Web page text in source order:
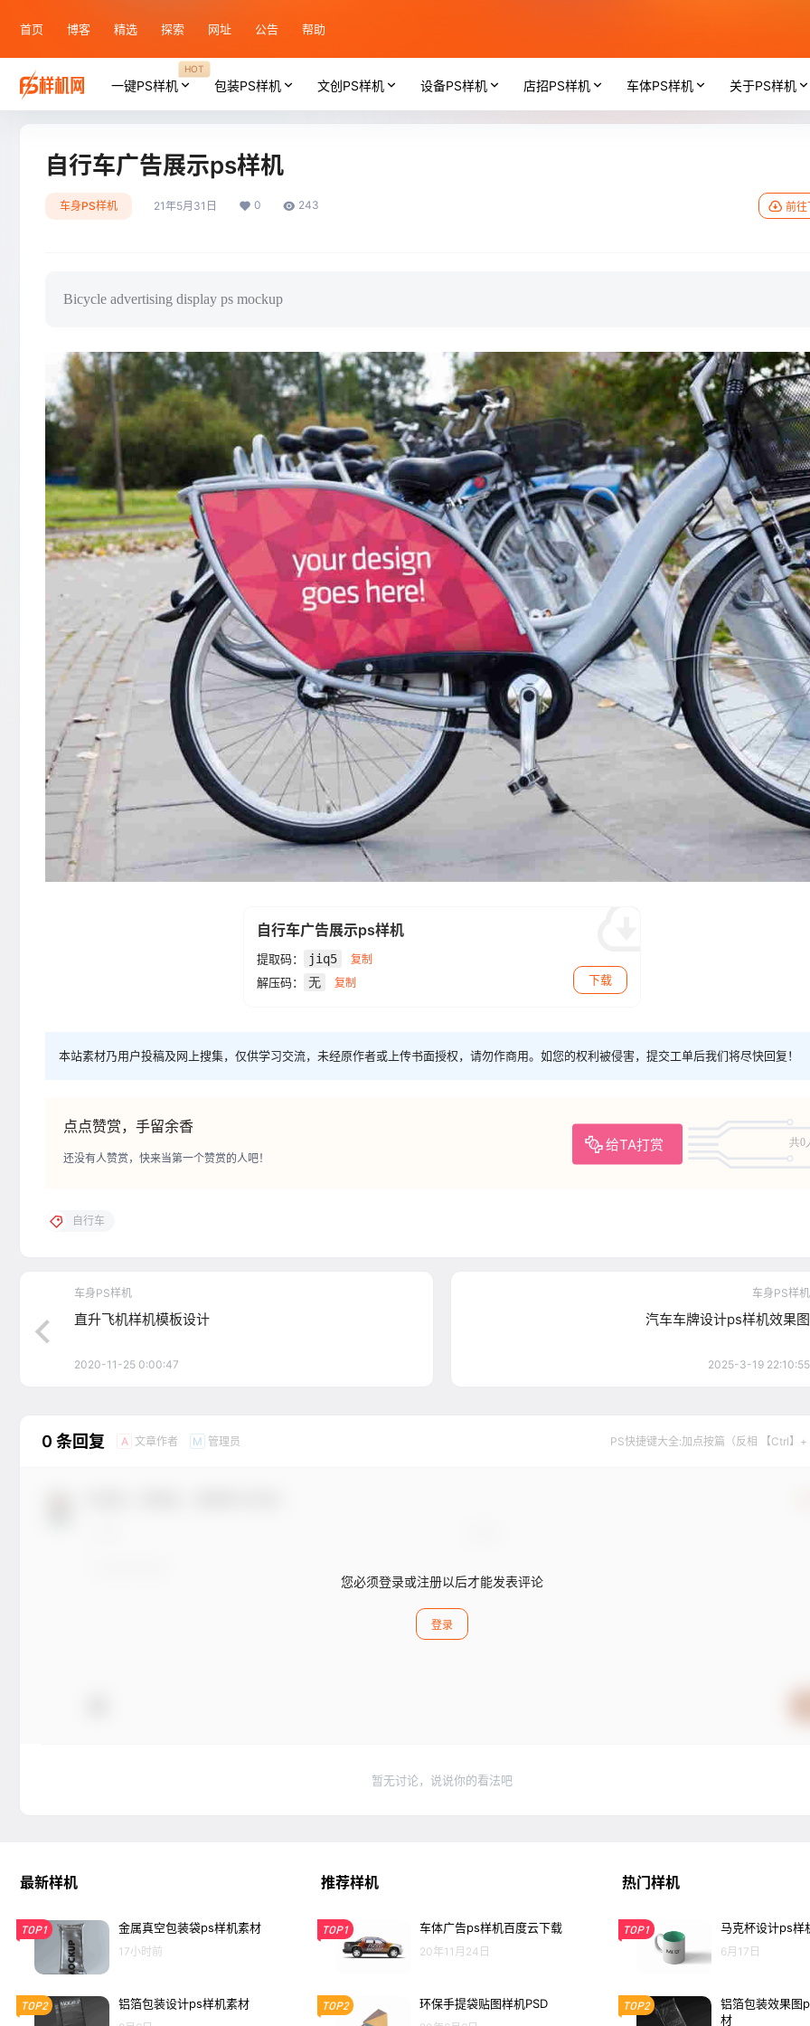
首页 博客 精选 探索 网址 公告 帮助
一键PS样机
HOT
包装PS样机 文创PS样机 设备PS样机 店招PS样机 车体PS样机 关于PS样机
自行车广告展示ps样机
车身PS样机 21年5月31日 0 243 前往
Bicycle advertising display ps mockup
自行车广告展示ps样机
提取码： jiq5 复制
解压码： 无 复制 下载
本站素材乃用户投稿及网上搜集，仅供学习交流，未经原作者或上传书面授权，请勿作商用。如您的权利被侵害，提交工单后我们将尽快回复！
点点赞赏，手留余香
给TA打赏 共0
还没有人赞赏，快来当第一个赞赏的人吧！
自行车
车身PS样机
直升飞机样机模板设计
2020-11-25 0:00:47
车身PS样机
汽车车牌设计ps样机效果图
2025-3-19 22:10:55
0 条回复 A 文章作者 M 管理员 PS快捷键大全:加点按篇（反相 【Ctrl】+
您必须登录或注册以后才能发表评论
登录
暂无讨论，说说你的看法吧
最新样机
TOP1 金属真空包装袋ps样机素材
17小时前
TOP2 铝箔包装设计ps样机素材
推荐样机
TOP1 车体广告ps样机百度云下载
20年11月24日
TOP2 环保手提袋贴图样机PSD
热门样机
TOP1 马克杯设计ps样
6月17日
TOP2
铝箔包装效果图
材